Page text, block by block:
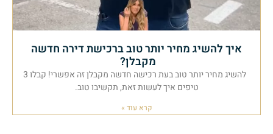
איך להשיג מחיר יותר טוב ברכישת דירה חדשה
מקבלן?
להשיג מחיר יותר טוב בעת רכישה חדשה מקבלן זה אפשרי! קבלו 3
טיפים איך לעשות זאת, תקשיבו טוב.
קרא עוד »